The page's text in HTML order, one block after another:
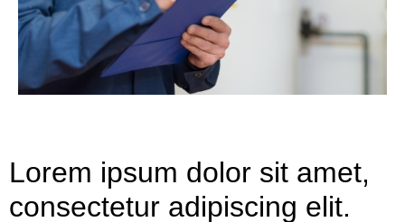
Lorem ipsum dolor sit amet,
consectetur adipiscing elit.